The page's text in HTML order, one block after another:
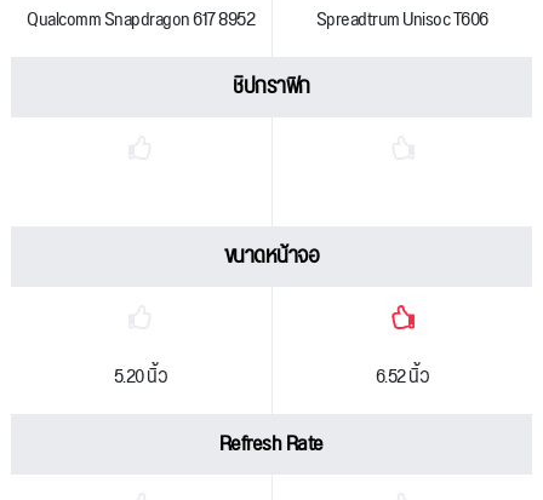
Qualcomm Snapdragon 617 8952 Spreadtrum Unisoc T606
ชิปกราฟิก
ขนาดหน้าจอ
5.20 นิ้ว 6.52 นิ้ว
Refresh Rate